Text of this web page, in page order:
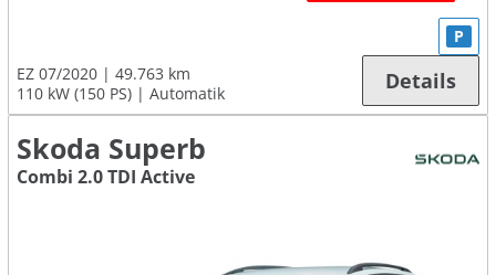
EZ 07/2020
49.763 km
110 kW (150 PS)
Automatik
P
Details
Skoda Superb
Combi 2.0 TDI Active